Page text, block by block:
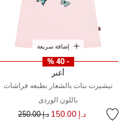
إضافة سريعة
- 40 %
أغنر
تيشيرت بنات بالشعار بطبعه فراشات
باللون الوردى
د.إ 150.00 سعر مخفض مند.إ 250.00